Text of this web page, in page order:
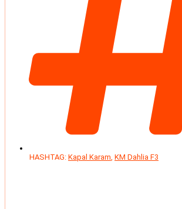
HASHTAG: Kapal Karam, KM Dahlia F3